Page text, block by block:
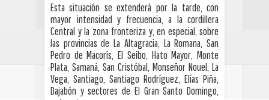
Esta situación se extenderá por la tarde, con
mayor intensidad y frecuencia, a la cordillera
Central y la zona fronteriza y, en especial, sobre
las provincias de La Altagracia, La Romana, San
Pedro de Macorís, El Seibo, Hato Mayor, Monte
Plata, Samaná, San Cristóbal, Monseñor Nouel, La
Vega, Santiago, Santiago Rodríguez, Elías Piña,
Dajabón y sectores de El Gran Santo Domingo,